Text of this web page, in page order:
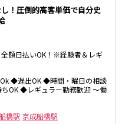
！圧倒的高客単価で自分史
額日払いOK！※経験者＆レギ
◆遅出OK ◆時間・曜日の相談
OK ◆レギュラー勤務歓迎 ～働
橋駅 京成船橋駅
央駅
駅